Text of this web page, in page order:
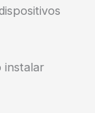
instalar